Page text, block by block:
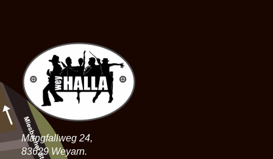
Mangfallweg 24,
83629 Weyarn.